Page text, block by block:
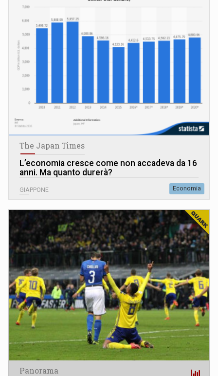
The Japan Times
L’economia cresce come non accadeva da 16
anni. Ma quanto durerà?
GIAPPONE Economia
Panorama